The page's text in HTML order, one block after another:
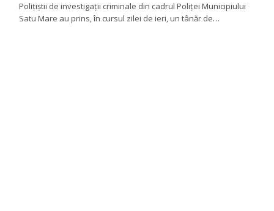
Polițiștii de investigații criminale din cadrul Poliței Municipiului
Satu Mare au prins, în cursul zilei de ieri, un tânăr de…